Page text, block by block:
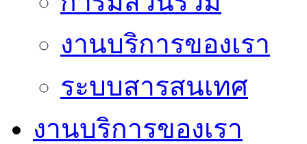
งานบริการของเรา
ระบบสารสนเทศ
งานบริการของเรา